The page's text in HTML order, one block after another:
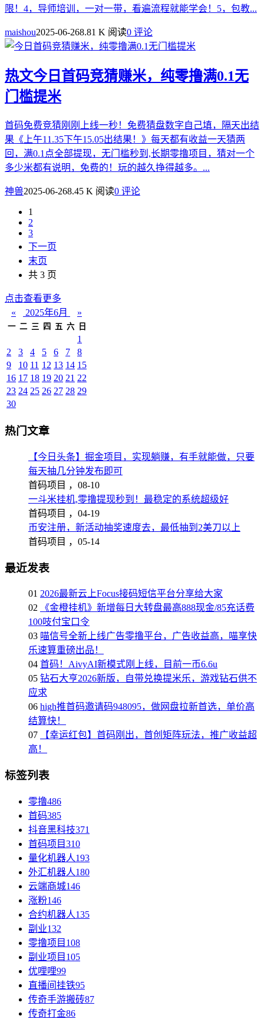
限！4，导师培训，一对一带，看遍流程就能学会！5，包教...
maishou2025-06-268.81 K 阅读0 评论
热文今日首码竞猜赚米，纯零撸满0.1无
门槛提米
首码免费竞猜刚刚上线一秒！免费猜盘数字自己填，隔天出结
果《上午11.35下午15.05出结果！》每天都有收益一天猜两
回，满0.1点全部提现，无门槛秒到,长期零撸项目，猜对一个
多少米都有说明，免费的！玩的越久挣得越多。...
神兽2025-06-268.45 K 阅读0 评论
1
2
3
下一页
末页
共 3 页
点击查看更多
«
2025年6月 »
一 二 三 四 五 六 日
1
2
3 4 5 6 7
8
9
10 11 12 13 14 15
16 17 18 19 20 21 22
23 24 25 26 27 28 29
30
热门文章
【今日头条】掘金项目，实现躺赚，有手就能做，只要
每天抽几分钟发布即可
首码项目 ， 08-10
一斗米挂机,零撸提现秒到！最稳定的系统超级好
首码项目 ， 04-19
币安注册，新活动抽奖速度去，最低抽到2美刀以上
首码项目 ， 05-14
最近发表
01 2026最新云上Focus接码短信平台分享给大家
02
《金橙挂机》新增每日大转盘最高888现金/85充话费
100吱付宝口令
03 喵信号全新上线广告零撸平台，广告收益高，喵享快
乐速算重磅出品！
04 首码！AivyAI新模式刚上线，目前一币6.6u
05 钻石大亨2026新版，自带兑换提米乐，游戏钻石供不
应求
06 high推首码邀请码948095，做网盘拉新首选，单价高
结算快！
07
【幸运红包】首码刚出，首创矩阵玩法，推广收益超
高！
标签列表
零撸486
首码385
抖音黑科技371
首码项目310
量化机器人193
外汇机器人180
云端商城146
涨粉146
合约机器人135
副业132
零撸项目 108
副业项目 105
优哩哩99
直播间挂铁95
传奇手游搬砖87
传奇打金86